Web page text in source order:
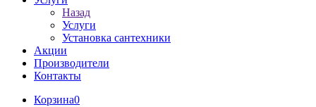
Назад
Услуги
Установка сантехники
Акции
Производители
Контакты
Корзина0